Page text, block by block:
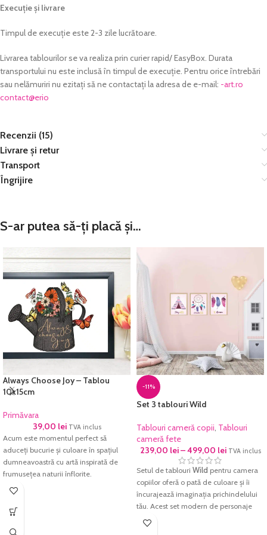
Execuție și livrare
Timpul de execuție este 2-3 zile lucrătoare.
Livrarea tablourilor se va realiza prin curier rapid/ EasyBox. Durata
transportului nu este inclusă în timpul de execuție. Pentru orice întrebări
sau nelămuriri nu ezitați să ne contactați la adresa de e-mail: or.tra-
oire
@tcatnoc
Recenzii (15)
Livrare și retur
Transport
Îngrijire
S-ar putea să-ți placă și…
Always Choose Joy – Tablou
10x15cm
Primăvara
39,00 lei TVA inclus
Acum este momentul perfect să
aduceți bucurie și culoare în spațiul
dumneavoastră cu artă inspirată de
frumusețea naturii înflorite.
Împrospătați-vă casa ori biroul cu
tabloul de primăvară
Joy!
Aceasta este disponibilă în
-11%
Set 3 tablouri Wild
Tablouri cameră copii Tablouri
cameră fete
239,00 lei–499,00 lei TVA inclus
Setul de tablouri Wild pentru camera
copiilor oferă o pată de culoare și îi
încurajează imaginația prichindelului
tău. Acest set modern de personaje
colorate va aduce un plus de culoare și
energie pozitivă pentru orice dormitor